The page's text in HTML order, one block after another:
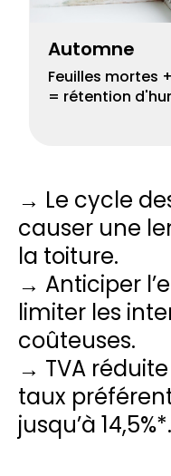
Automne
Feuilles mortes
= rétention
→ Le cycle
causer une
la toiture.
→ Anticiper
limiter les
coûteuses.
→ TVA
taux
jusqu’à 14,5%*.